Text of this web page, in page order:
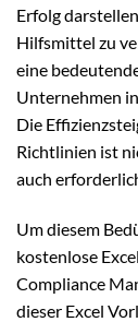
Erfolg
Hilfsmittel zu
eine
Unternehmen
Die
Richtlinien ist
auch
Um diesem
kostenlose
Compliance
dieser Excel